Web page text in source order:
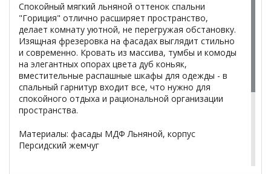
Спокойный мягкий льняной оттенок спальни
"Гориция" отлично расширяет пространство,
делает комнату уютной, не перегружая обстановку.
Изящная фрезеровка на фасадах выглядит стильно
и современно. Кровать из массива, тумбы и комоды
на элегантных опорах цвета дуб коньяк,
вместительные распашные шкафы для одежды - в
спальный гарнитур входит все, что нужно для
спокойного отдыха и рациональной организации
пространства.
Материалы: фасады МДФ Льняной, корпус
Персидский жемчуг